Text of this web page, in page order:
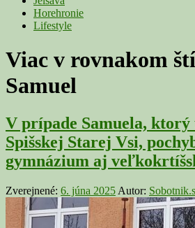
Horehronie
Lifestyle
Viac v rovnakom
Samuel
V prípade Samuela,
Spišskej Starej Vsi,
gymnázium aj
Zverejnené: 6. júna 2025 Autor: